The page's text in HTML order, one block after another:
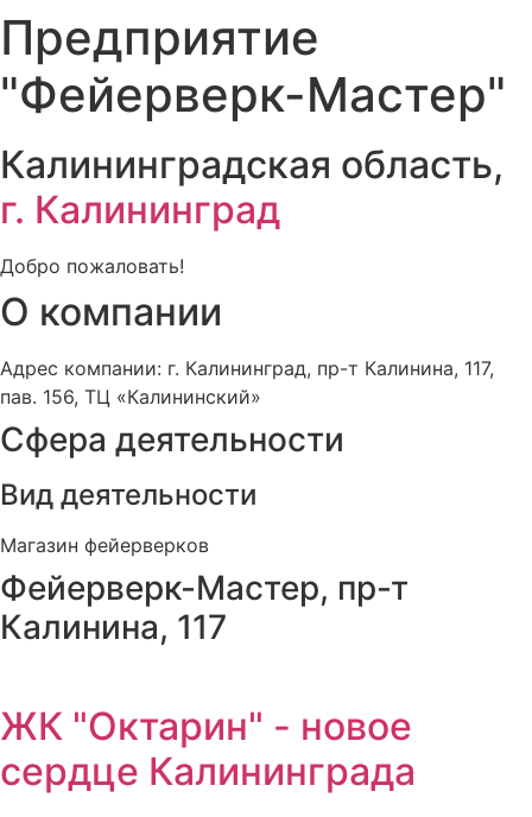
Предприятие
"Фейерверк-Мастер"
Калининградская область,
г. Калининград
Добро пожаловать!
О компании
Адрес компании: г. Калининград, пр-т Калинина, 117,
пав. 156, ТЦ «Калининский»
Сфера деятельности
Вид деятельности
Магазин фейерверков
Фейерверк-Мастер, пр-т
Калинина, 117
ЖК "Октарин" - новое
сердце Калининграда